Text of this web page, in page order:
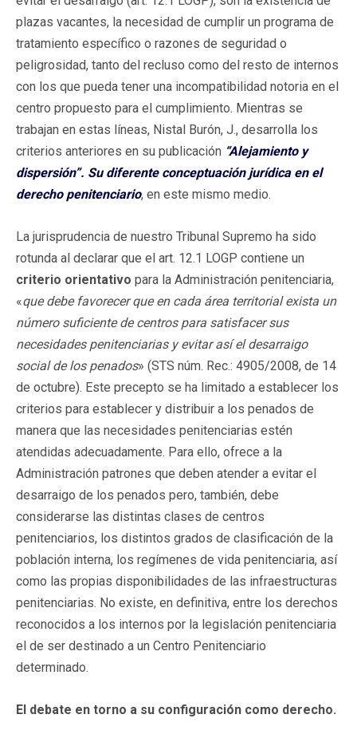
plazas vacantes, la necesidad de cumplir un programa de
tratamiento específico o razones de seguridad o
peligrosidad, tanto del recluso como del resto de internos
con los que pueda tener una incompatibilidad notoria en el
centro propuesto para el cumplimiento. Mientras se
trabajan en estas líneas, Nistal Burón, J., desarrolla los
criterios anteriores en su publicación “Alejamiento y
dispersión”. Su diferente conceptuación jurídica en el
derecho penitenciario, en este mismo medio.
La jurisprudencia de nuestro Tribunal Supremo ha sido
rotunda al declarar que el art. 12.1 LOGP contiene un
criterio orientativo para la Administración penitenciaria,
«que debe favorecer que en cada área territorial exista un
número suficiente de centros para satisfacer sus
necesidades penitenciarias y evitar así el desarraigo
social de los penados» (STS núm. Rec.: 4905/2008, de 14
de octubre). Este precepto se ha limitado a establecer los
criterios para establecer y distribuir a los penados de
manera que las necesidades penitenciarias estén
atendidas adecuadamente. Para ello, ofrece a la
Administración patrones que deben atender a evitar el
desarraigo de los penados pero, también, debe
considerarse las distintas clases de centros
penitenciarios, los distintos grados de clasificación de la
población interna, los regímenes de vida penitenciaria, así
como las propias disponibilidades de las infraestructuras
penitenciarias. No existe, en definitiva, entre los derechos
reconocidos a los internos por la legislación penitenciaria
el de ser destinado a un Centro Penitenciario
determinado.
El debate en torno a su configuración como derecho.